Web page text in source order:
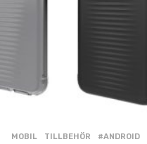
MOBIL ,TILLBEHÖR #ANDROID